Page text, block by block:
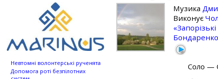
Музика
Виконує
Соло —
Невтомні волонтерські рученята
Допомога роті безпілотних